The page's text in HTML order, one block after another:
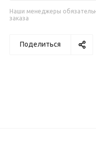
Наши менеджеры
заказа
Поделиться